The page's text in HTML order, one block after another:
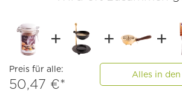
Preis für alle:
50,47 €*
Alles in